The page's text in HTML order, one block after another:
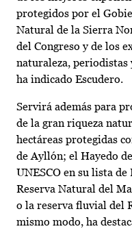
protegidos por el
Natural de la Sierra
del Congreso y de los
naturaleza, periodistas
ha indicado Escudero.
Servirá además para
de la gran riqueza
hectáreas protegidas
de Ayllón; el Hayedo
UNESCO en su lista
Reserva Natural del
o la reserva fluvial del
mismo modo, ha